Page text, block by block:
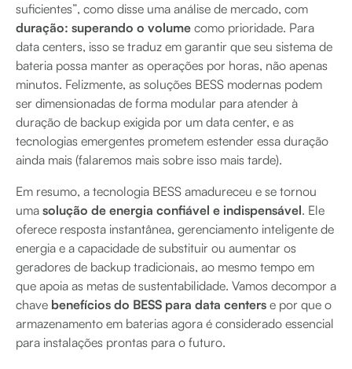
suficientes”, como disse uma análise de mercado, com
duração: superando o volume como prioridade. Para
data centers, isso se traduz em garantir que seu sistema de
bateria possa manter as operações por horas, não apenas
minutos. Felizmente, as soluções BESS modernas podem
ser dimensionadas de forma modular para atender à
duração de backup exigida por um data center, e as
tecnologias emergentes prometem estender essa duração
ainda mais (falaremos mais sobre isso mais tarde).
Em resumo, a tecnologia BESS amadureceu e se tornou
uma solução de energia confiável e indispensável. Ele
oferece resposta instantânea, gerenciamento inteligente de
energia e a capacidade de substituir ou aumentar os
geradores de backup tradicionais, ao mesmo tempo em
que apoia as metas de sustentabilidade. Vamos decompor a
chave benefícios do BESS para data centers e por que o
armazenamento em baterias agora é considerado essencial
para instalações prontas para o futuro.